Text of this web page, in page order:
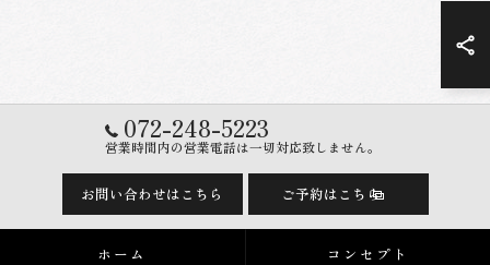
072-248-5223
営業時間内の営業電話は一切対応致しません。
お問い合わせはこちら ご予約はこちら
ホーム コンセプト